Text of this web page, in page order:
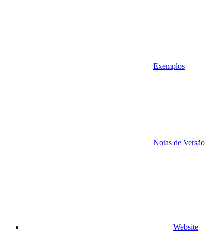
Exemplos
Notas de Versão
Website